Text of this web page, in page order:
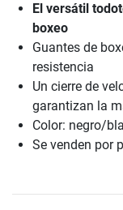
El versátil
boxeo
Guantes de
resistencia
Un cierre de
garantizan la
Color: negro/
Se venden por